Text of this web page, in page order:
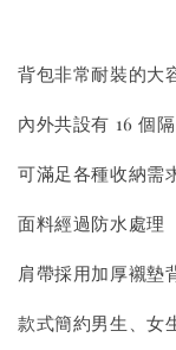
背包非常耐裝的大
內外共設有 16 個
可滿足各種收納需
面料經過防水處理
肩帶採用加厚襯墊
款式簡約男生、女